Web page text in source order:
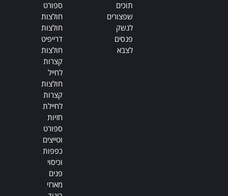
תוכים
שפצורים
לנשק
פנסים
לצבא
ספורט
חולצות
חולצות
דרייפיט
חולצות
קצרות
לחייל
חולצות
קצרות
לחיילת
חזיות
ספורט
וטייצים
כפפות
וכיסוי
פנים
מארזי